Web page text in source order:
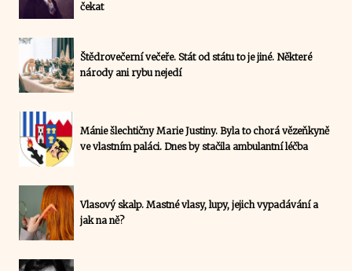
čekat
Štědrovečerní večeře. Stát od státu to je jiné. Některé
národy ani rybu nejedí
Mánie šlechtičny Marie Justiny. Byla to chorá vězeňkyně
ve vlastním paláci. Dnes by stačila ambulantní léčba
Vlasový skalp. Mastné vlasy, lupy, jejich vypadávání a
jak na ně?